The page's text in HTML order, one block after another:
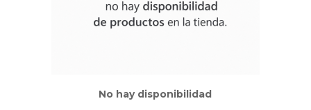
No hay disponibilidad